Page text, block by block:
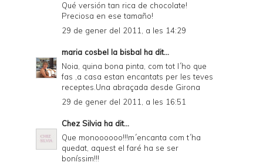
Qué versión tan rica de chocolate!
Preciosa en ese tamaño!
29 de gener del 2011, a les 14:29
maria cosbel la bisbal ha dit...
Noia, quina bona pinta, com tot l´ho que
fas ,a casa estan encantats per les teves
receptes.Una abraçada desde Girona
29 de gener del 2011, a les 16:51
Chez Silvia ha dit...
Que monoooooo!!!m´encanta com t´ha
quedat, aquest el faré ha se ser
boníssim!!!